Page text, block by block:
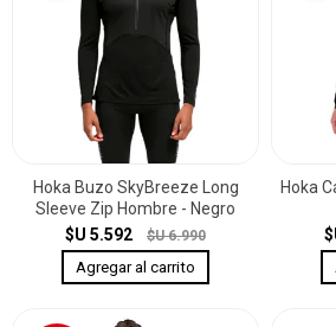
Hoka Buzo SkyBreeze Long
Sleeve Zip Hombre - Negro
$U 5.592
$U 6.990
Hoka